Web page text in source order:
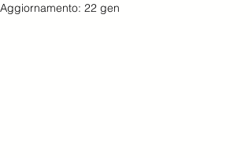
Aggiornamento: 22 gen